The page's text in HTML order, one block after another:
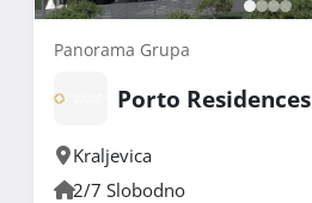
Panorama Grupa
Porto Residences
Kraljevica
2/7 Slobodno